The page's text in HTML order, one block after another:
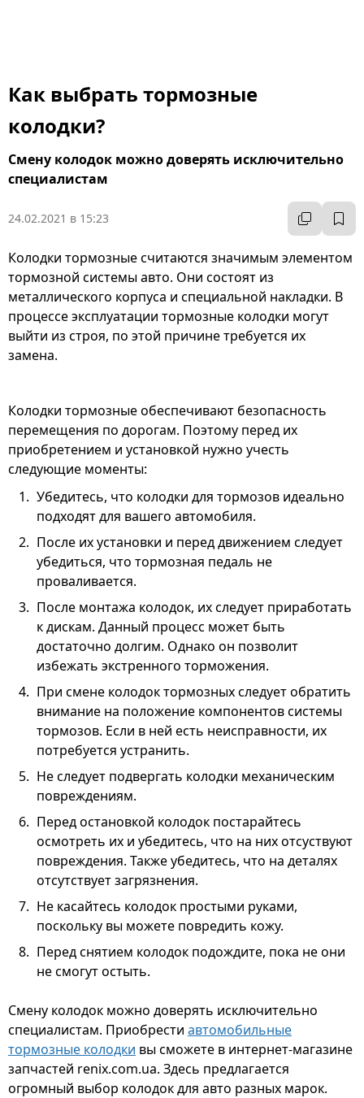
Как выбрать тормозные
колодки?
Смену колодок можно доверять исключительно
специалистам
24.02.2021 в 15:23
Колодки тормозные считаются значимым элементом
тормозной системы авто. Они состоят из
металлического корпуса и специальной накладки. В
процессе эксплуатации тормозные колодки могут
выйти из строя, по этой причине требуется их
замена.
Колодки тормозные обеспечивают безопасность
перемещения по дорогам. Поэтому перед их
приобретением и установкой нужно учесть
следующие моменты:
Убедитесь, что колодки для тормозов идеально
подходят для вашего автомобиля.
После их установки и перед движением следует
убедиться, что тормозная педаль не
проваливается.
После монтажа колодок, их следует приработать
к дискам. Данный процесс может быть
достаточно долгим. Однако он позволит
избежать экстренного торможения.
При смене колодок тормозных следует обратить
внимание на положение компонентов системы
тормозов. Если в ней есть неисправности, их
потребуется устранить.
Не следует подвергать колодки механическим
повреждениям.
Перед остановкой колодок постарайтесь
осмотреть их и убедитесь, что на них отсуствуют
повреждения. Также убедитесь, что на деталях
отсутствует загрязнения.
Не касайтесь колодок простыми руками,
поскольку вы можете повредить кожу.
Перед снятием колодок подождите, пока не они
не смогут остыть.
Смену колодок можно доверять исключительно
специалистам. Приобрести автомобильные
тормозные колодки вы сможете в интернет-магазине
запчастей renix.com.ua. Здесь предлагается
огромный выбор колодок для авто разных марок.